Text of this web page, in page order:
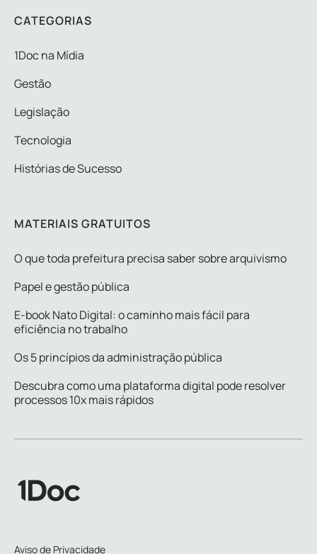
CATEGORIAS
1Doc na Mídia
Gestão
Legislação
Tecnologia
Histórias de Sucesso
MATERIAIS GRATUITOS
O que toda prefeitura precisa saber sobre arquivismo
Papel e gestão pública
E-book Nato Digital: o caminho mais fácil para
eficiência no trabalho
Os 5 princípios da administração pública
Descubra como uma plataforma digital pode resolver
processos 10x mais rápidos
Aviso de Privacidade